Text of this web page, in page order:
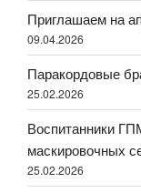
Приглашаем на
09.04.2026
Паракордовые
25.02.2026
Воспитанники
маскировочных
25.02.2026